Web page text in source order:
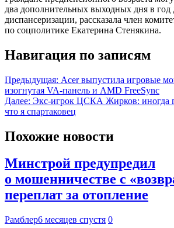
два дополнительных выходных дня в год
диспансеризации, рассказала член
по соцполитике Екатерина Стенякина.
Навигация по записям
Предыдущая: Acer выпустила игровые
изогнутая VA-панель и AMD FreeSync
Далее: Экс-игрок ЦСКА Жирков: иногда
что я спартаковец
Похожие новости
Минстрой предупредил
о мошенничестве с
переплат за отопление
Рамблер6 месяцев спустя 0